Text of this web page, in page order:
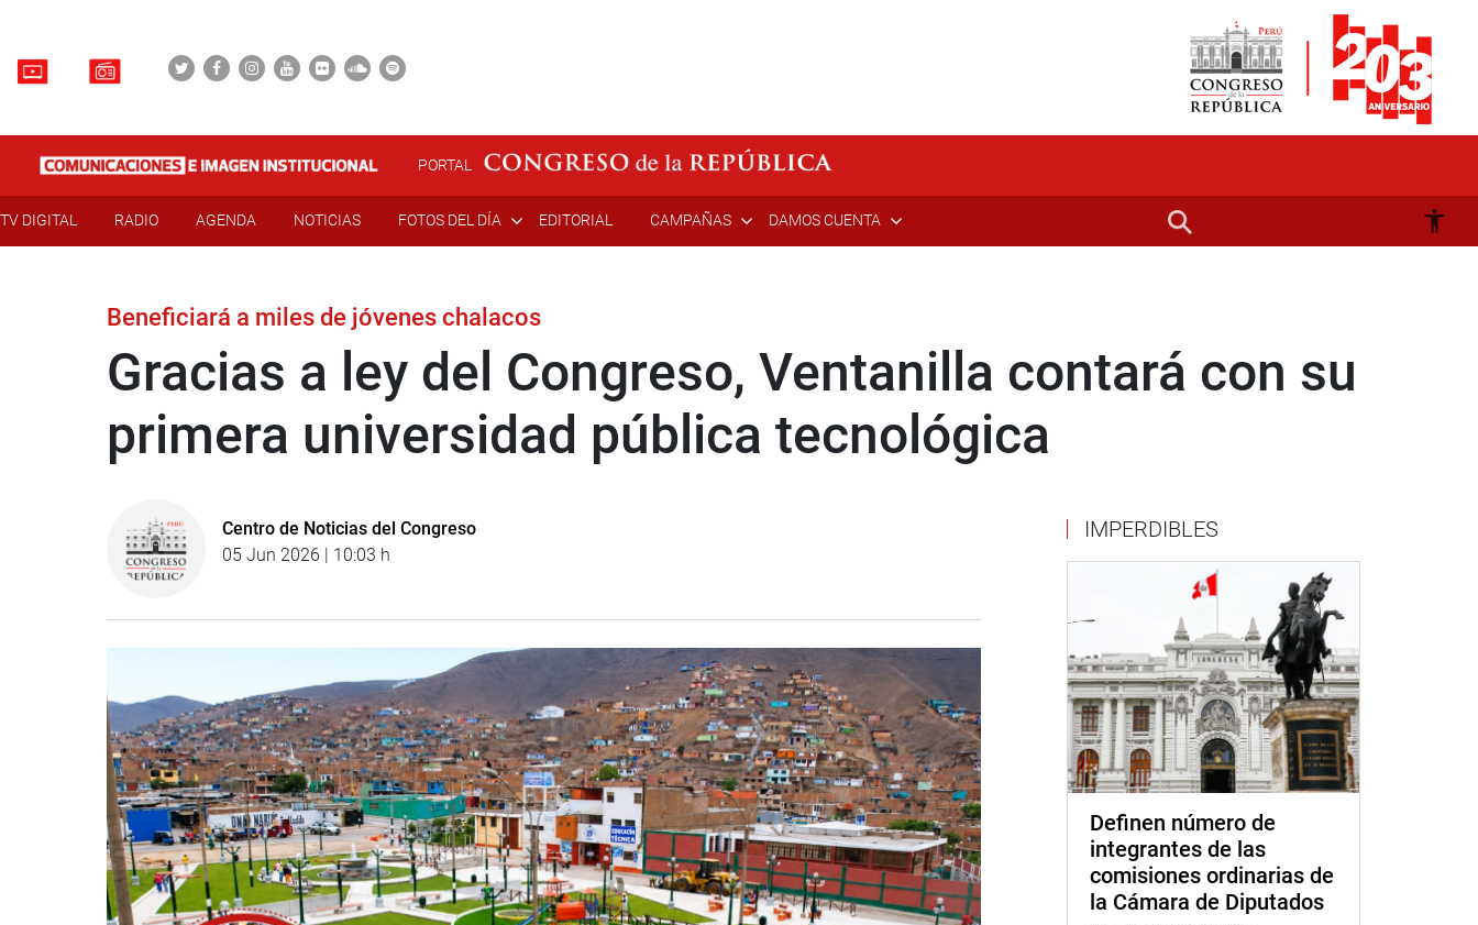
PORTAL
TV DIGITAL RADIO AGENDA NOTICIAS FOTOS DEL DÍA EDITORIAL CAMPAÑAS DAMOS CUENTA
Beneficiará a miles de jóvenes chalacos
Gracias a ley del Congreso, Ventanilla contará con su
primera universidad pública tecnológica
Centro de Noticias del Congreso
05 Jun 2026 | 10:03 h
IMPERDIBLES
Definen número de
integrantes de las
comisiones ordinarias de
la Cámara de Diputados